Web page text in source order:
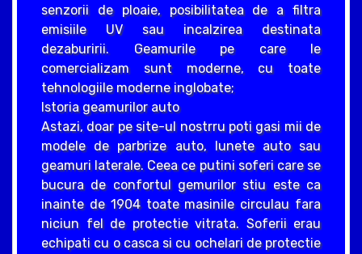
senzorii de ploaie, posibilitatea de a filtra
emisiile UV sau incalzirea destinata
dezaburirii. Geamurile pe care le
comercializam sunt moderne, cu toate
tehnologiile moderne inglobate;
Istoria geamurilor auto
Astazi, doar pe site-ul nostrru poti gasi mii de
modele de parbrize auto, lunete auto sau
geamuri laterale. Ceea ce putini soferi care se
bucura de confortul gemurilor stiu este ca
inainte de 1904 toate masinile circulau fara
niciun fel de protectie vitrata. Soferii erau
echipati cu o casca si cu ochelari de protectie